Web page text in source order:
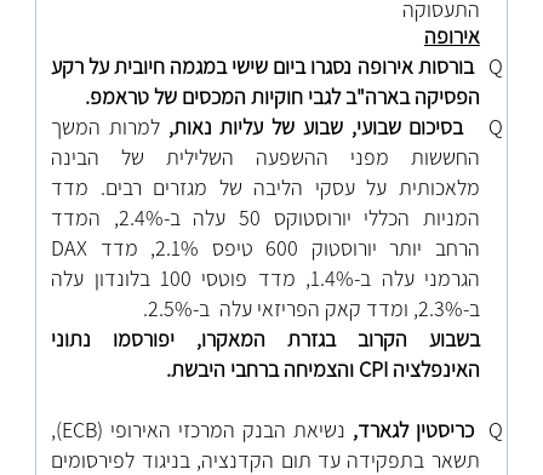
התעסוקה
אירופה
Q
בורסות אירופה נסגרו ביום שישי במגמה חיובית על רקע
הפסיקה בארה"ב לגבי חוקיות המכסים של טראמפ.
Q
בסיכום שבועי, שבוע של עליות נאות,למרות המשך
החששות מפני ההשפעה השלילית של הבינה
מלאכותית על עסקי הליבה של מגזרים רבים. מדד
המניות הכללי יורוסטוקס 50 עלה ב-2.4%, המדד
הרחב יותר יורוסטוק 600 טיפס 2.1%, מדד
DAX
הגרמני עלה ב-1.4%, מדד פוטסי 100 בלונדון עלה
ב-2.3%, ומדד קאק הפריזאי עלה ב-2.5%.
בשבוע הקרוב בגזרת המאקרו, יפורסמו נתוני
האינפלציהCPI והצמיחה ברחבי היבשת.
Q כריסטין לגארד, נשיאת הבנק המרכזי האירופי (
ECB),
תשאר בתפקידה עד תום הקדנציה, בניגוד לפירסומים